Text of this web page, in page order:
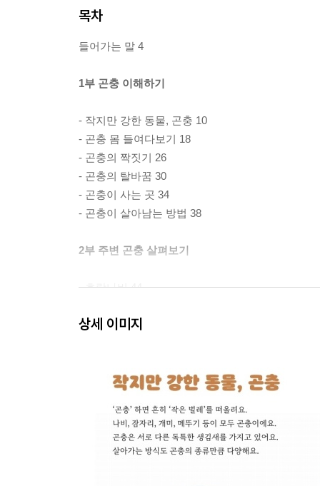
목차
들어가는 말 4
1부 곤충 이해하기
- 작지만 강한 동물, 곤충 10
- 곤충 몸 들여다보기 18
- 곤충의 짝짓기 26
- 곤충의 탈바꿈 30
- 곤충이 사는 곳 34
- 곤충이 살아남는 방법 38
2부 주변 곤충 살펴보기
- 호랑나비 44
- 양봉꿀벌 48
- 고추좀잠자리 54
- 빨간집모기 58
- 독일바퀴 60
- 방아깨비 62
상세 이미지